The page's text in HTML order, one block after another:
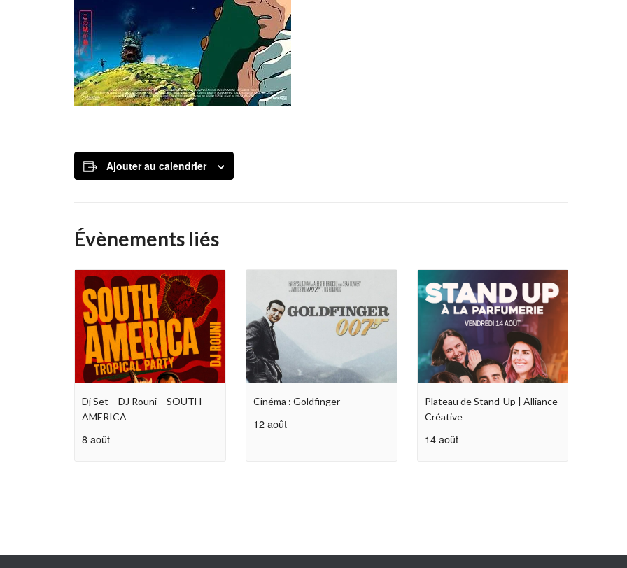
Ajouter au calendrier
Évènements liés
Dj Set – DJ Rouni – SOUTH
AMERICA
8 août
Cinéma : Goldfinger
12 août
Plateau de Stand-Up | Alliance
Créative
14 août